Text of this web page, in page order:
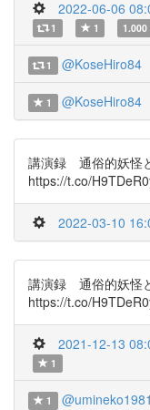
2022-06-06
1 1 1.000
1 @KoseHiro84
1 @KoseHiro84
講演録 通俗的妖怪
https://t.co/
2022-03-10
講演録 通俗的妖怪
https://t.co/
2021-12-13
1
1 @umineko1981